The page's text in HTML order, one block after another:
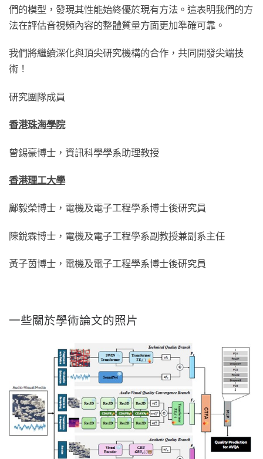
們的模型，發現其性能始終優於現有方法。這表明我們的方
法在評估音視頻內容的整體質量方面更加準確可靠。
我們將繼續深化與頂尖研究機構的合作，共同開發尖端技
術！
研究團隊成員
香港珠海學院
曾錫豪博士，資訊科學學系助理教授
香港理工大學
鄺毅榮博士，電機及電子工程學系博士後研究員
陳銳霖博士，電機及電子工程學系副教授兼副系主任
黃子茵博士，電機及電子工程學系博士後研究員
一些關於學術論文的照片